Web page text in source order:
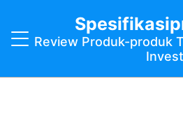
Review Produk-produk